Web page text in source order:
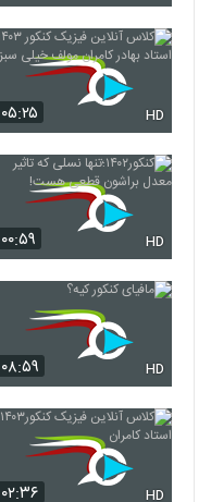
۰۵:۲۵ HD
۰۰:۵۹ HD
۰۸:۵۹ HD
۰۲:۳۶ HD